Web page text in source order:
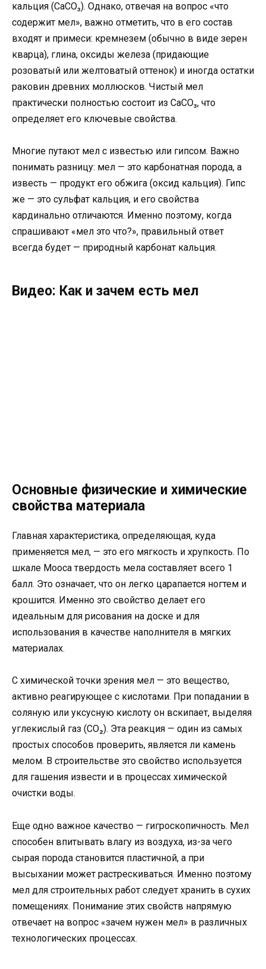
кальция (CaCO₃). Однако, отвечая на вопрос «что
содержит мел», важно отметить, что в его состав
входят и примеси: кремнезем (обычно в виде зерен
кварца), глина, оксиды железа (придающие
розоватый или желтоватый оттенок) и иногда остатки
раковин древних моллюсков. Чистый мел
практически полностью состоит из CaCO₃, что
определяет его ключевые свойства.
Многие путают мел с известью или гипсом. Важно
понимать разницу: мел — это карбонатная порода, а
известь — продукт его обжига (оксид кальция). Гипс
же — это сульфат кальция, и его свойства
кардинально отличаются. Именно поэтому, когда
спрашивают «мел это что?», правильный ответ
всегда будет — природный карбонат кальция.
Видео: Как и зачем есть мел
Основные физические и химические
свойства материала
Главная характеристика, определяющая, куда
применяется мел, — это его мягкость и хрупкость. По
шкале Мооса твердость мела составляет всего 1
балл. Это означает, что он легко царапается ногтем и
крошится. Именно это свойство делает его
идеальным для рисования на доске и для
использования в качестве наполнителя в мягких
материалах.
С химической точки зрения мел — это вещество,
активно реагирующее с кислотами. При попадании в
соляную или уксусную кислоту он вскипает, выделяя
углекислый газ (CO₂). Эта реакция — один из самых
простых способов проверить, является ли камень
мелом. В строительстве это свойство используется
для гашения извести и в процессах химической
очистки воды.
Еще одно важное качество — гигроскопичность. Мел
способен впитывать влагу из воздуха, из-за чего
сырая порода становится пластичной, а при
высыхании может растрескиваться. Именно поэтому
мел для строительных работ следует хранить в сухих
помещениях. Понимание этих свойств напрямую
отвечает на вопрос «зачем нужен мел» в различных
технологических процессах.